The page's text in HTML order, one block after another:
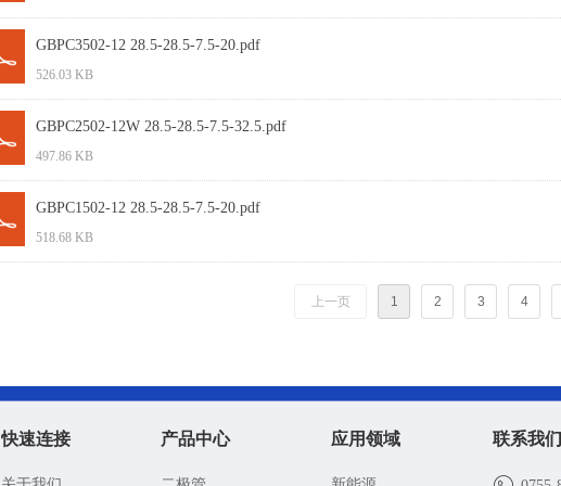
GBPC3502-12 28.5-28.5-7.5-20.pdf
526.03 KB
GBPC2502-12W 28.5-28.5-7.5-32.5.pdf
497.86 KB
GBPC1502-12 28.5-28.5-7.5-20.pdf
518.68 KB
上一页 1 2 3 4
联系我们
快速连接 产品中心 应用领域